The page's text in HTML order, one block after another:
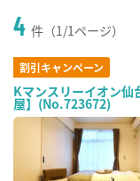
4 件（1/1ページ）
割引キャンペーン
Kマンスリーイオン仙
屋】(No.723672)